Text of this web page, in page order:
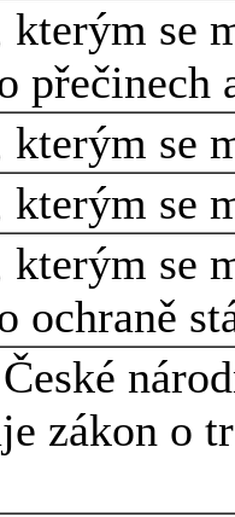
kterým se
přečinech
kterým se
kterým se
kterým se
ochraně
zákon o